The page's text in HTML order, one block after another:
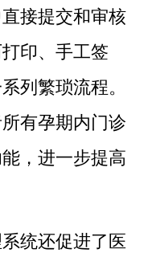
接提交和审核
印、手工签
列繁琐流程。
有孕期内门诊
，进一步提高
统还促进了医